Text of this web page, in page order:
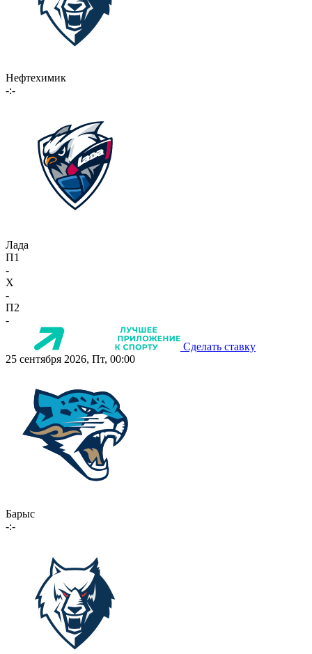
Нефтехимик
-:-
Лада
П1
-
X
-
П2
-
Сделать ставку
25 сентября 2026, Пт, 00:00
Барыс
-:-